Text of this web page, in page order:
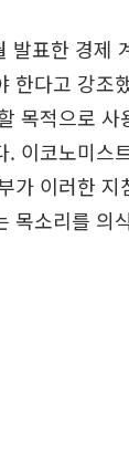
발표한 경제
한다고 강조
목적으로
. 이코노미스
가 이러한 지
목소리를 의